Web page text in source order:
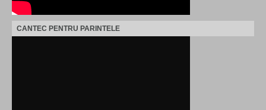
CANTEC PENTRU PARINTELE